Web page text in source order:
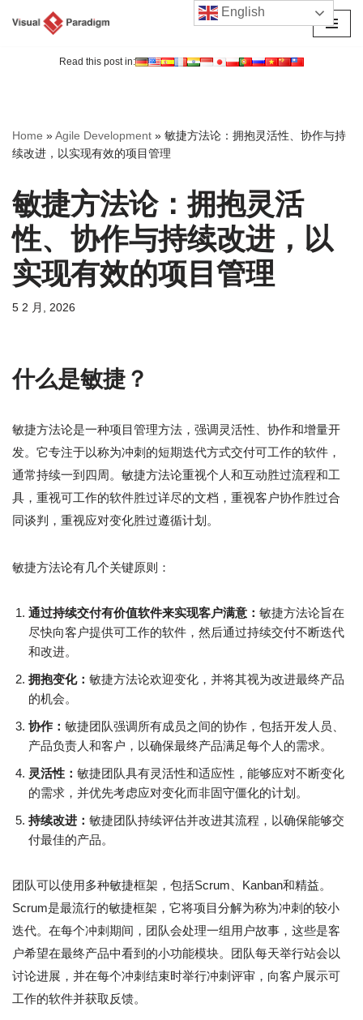
Read this post in:
Home »Agile Development » 敏捷方法论：拥抱灵活性、协作与持
续改进，以实现有效的项目管理
敏捷方法论：拥抱灵活
性、协作与持续改进，以
实现有效的项目管理
5 2 月, 2026
什么是敏捷？
敏捷方法论是一种项目管理方法，强调灵活性、协作和增量开
发。它专注于以称为冲刺的短期迭代方式交付可工作的软件，
通常持续一到四周。敏捷方法论重视个人和互动胜过流程和工
具，重视可工作的软件胜过详尽的文档，重视客户协作胜过合
同谈判，重视应对变化胜过遵循计划。
敏捷方法论有几个关键原则：
通过持续交付有价值软件来实现客户满意： 敏捷方法论旨在
尽快向客户提供可工作的软件，然后通过持续交付不断迭代
和改进。
拥抱变化： 敏捷方法论欢迎变化，并将其视为改进最终产品
的机会。
协作： 敏捷团队强调所有成员之间的协作，包括开发人员、
产品负责人和客户，以确保最终产品满足每个人的需求。
灵活性： 敏捷团队具有灵活性和适应性，能够应对不断变化
的需求，并优先考虑应对变化而非固守僵化的计划。
持续改进： 敏捷团队持续评估并改进其流程，以确保能够交
付最佳的产品。
团队可以使用多种敏捷框架，包括Scrum、Kanban和精益。
Scrum是最流行的敏捷框架，它将项目分解为称为冲刺的较小
迭代。在每个冲刺期间，团队会处理一组用户故事，这些是客
户希望在最终产品中看到的小功能模块。团队每天举行站会以
讨论进展，并在每个冲刺结束时举行冲刺评审，向客户展示可
工作的软件并获取反馈。
English